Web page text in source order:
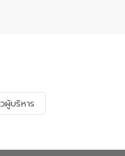
ะเทศ และเตรียมความพร้อม
ติบโตของเมือง รวมถึงการ
หกรรมแห่งอนาคต ตลอดจน
วามท้าทายจากวิกฤตการ
ารดึงจุดแข็งและความ
ผู้บริหาร